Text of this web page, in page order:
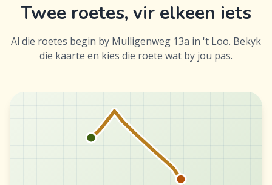
Twee roetes, vir elkeen iets
Al die roetes begin by Mulligenweg 13a in 't Loo. Bekyk
die kaarte en kies die roete wat by jou pas.